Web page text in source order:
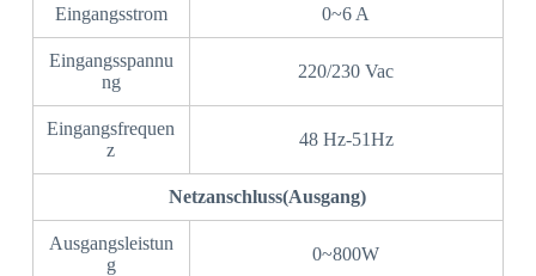
Eingangsstrom 0~6 A
Eingangsspannu
ng
220/230 Vac
Eingangsfrequen
z
48 Hz-51Hz
Netzanschluss(Ausgang)
Ausgangsleistun
g
0~800W